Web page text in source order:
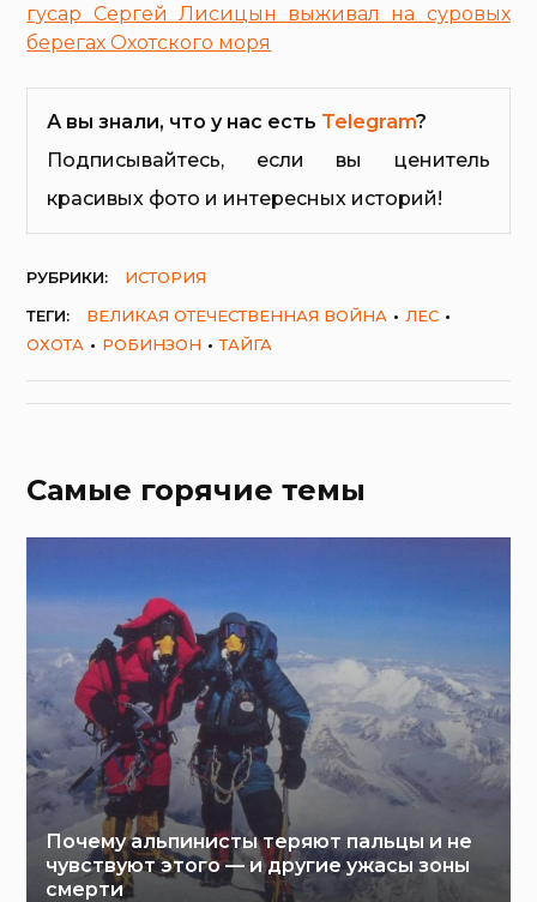
гусар Сергей Лисицын выживал на суровых
берегах Охотского моря
А вы знали, что у нас есть Telegram?
Подписывайтесь, если вы ценитель
красивых фото и интересных историй!
РУБРИКИ:
ИСТОРИЯ
ТЕГИ:
ВЕЛИКАЯ ОТЕЧЕСТВЕННАЯ ВОЙНА
ЛЕС
ОХОТА
РОБИНЗОН ТАЙГА
Самые горячие темы
Почему альпинисты теряют пальцы и не
чувствуют этого — и другие ужасы зоны
смерти